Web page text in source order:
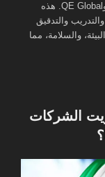
Certifications وISO Kuwait وIAS وTopCertifier وQE Global. هذه
والتدقيق
والسلامة، مما
الشركات